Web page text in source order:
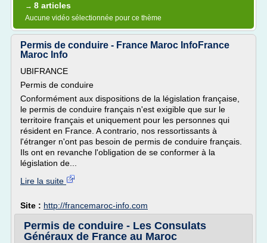
→ 8 articles
Aucune vidéo sélectionnée pour ce thème
Permis de conduire - France Maroc InfoFrance
Maroc Info
UBIFRANCE
Permis de conduire
Conformément aux dispositions de la législation française,
le permis de conduire français n'est exigible que sur le
territoire français et uniquement pour les personnes qui
résident en France. A contrario, nos ressortissants à
l'étranger n'ont pas besoin de permis de conduire français.
Ils ont en revanche l'obligation de se conformer à la
législation de...
Lire la suite
Site : http://francemaroc-info.com
Permis de conduire - Les Consulats
Généraux de France au Maroc